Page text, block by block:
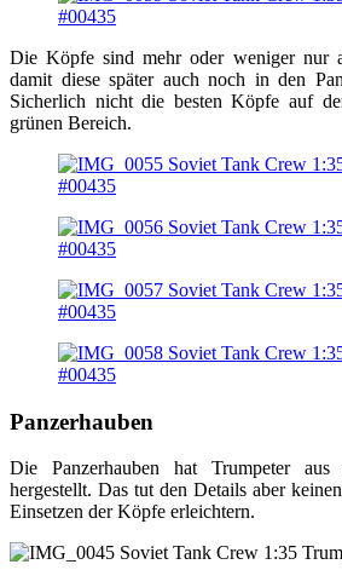
Die Köpfe sind mehr oder weniger nur
damit diese später auch noch in den
Sicherlich nicht die besten Köpfe auf
grünen Bereich.
Panzerhauben
Die Panzerhauben hat Trumpeter
hergestellt. Das tut den Details aber
Einsetzen der Köpfe erleichtern.